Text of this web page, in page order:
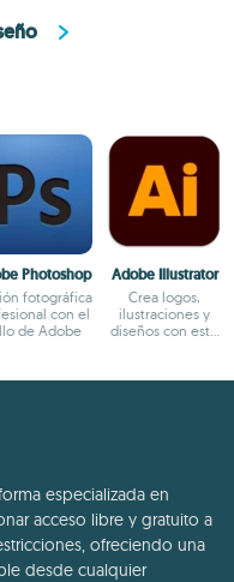
Photoshop
fotográfica
con el
de Adobe
Adobe Illustrator
Crea logos,
ilustraciones y
diseños con este
especializada en
acceso libre y gratuito a
ofreciendo una
desde cualquier